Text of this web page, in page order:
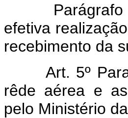
Parágrafo
efetiva
recebimento da
Art. 5º
rêde aérea e
pelo Ministério